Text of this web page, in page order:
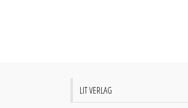
LIT VERLAG